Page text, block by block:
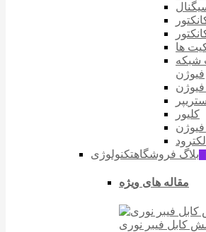
ها
فیوژن
استریپر
کلیور
الکترود
بلاگ فروشگاهتکنولوژی
مقاله های ویژه
کابل فیبر نوری